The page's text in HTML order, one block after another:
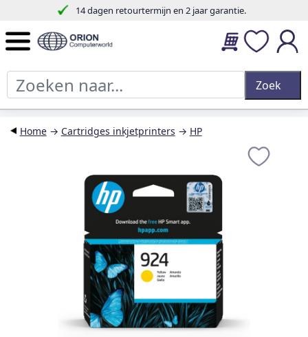
14 dagen retourtermijn en 2 jaar garantie.
Home→ Cartridges inkjetprinters → HP